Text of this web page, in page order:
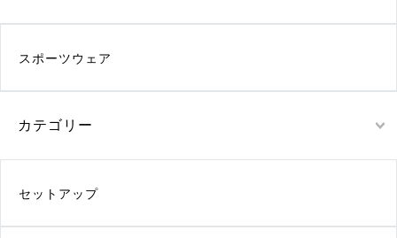
スポーツウェア
カテゴリー
セットアップ